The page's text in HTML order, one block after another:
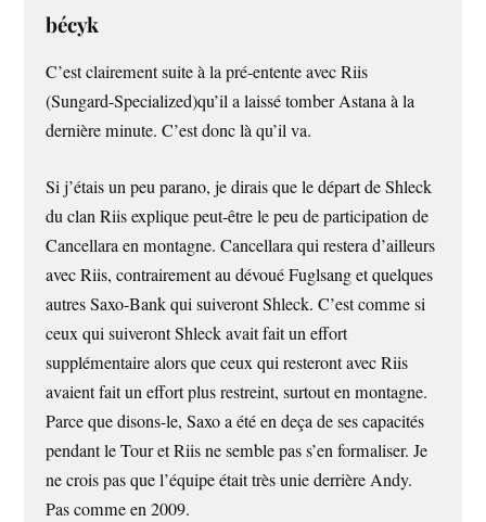
bécyk
C’est clairement suite à la pré-entente avec Riis
(Sungard-Specialized)qu’il a laissé tomber Astana à la
dernière minute. C’est donc là qu’il va.
Si j’étais un peu parano, je dirais que le départ de Shleck
du clan Riis explique peut-être le peu de participation de
Cancellara en montagne. Cancellara qui restera d’ailleurs
avec Riis, contrairement au dévoué Fuglsang et quelques
autres Saxo-Bank qui suiveront Shleck. C’est comme si
ceux qui suiveront Shleck avait fait un effort
supplémentaire alors que ceux qui resteront avec Riis
avaient fait un effort plus restreint, surtout en montagne.
Parce que disons-le, Saxo a été en deça de ses capacités
pendant le Tour et Riis ne semble pas s’en formaliser. Je
ne crois pas que l’équipe était très unie derrière Andy.
Pas comme en 2009.